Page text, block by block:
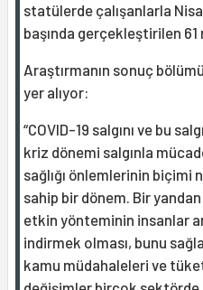
statülerde çalışanlarla
başında gerçekleştirilen
Araştırmanın sonuç
yer alıyor:
“COVID-19 salgını ve bu
kriz dönemi salgınla
sağlığı önlemlerinin
sahip bir dönem. Bir
etkin yönteminin insanlar
indirmek olması, bunu
kamu müdahaleleri ve